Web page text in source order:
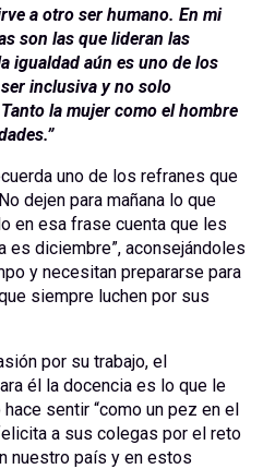
a otro ser humano. En mi
son las que lideran las
igualdad aún es uno de los
inclusiva y no solo
la mujer como el hombre
uno de los refranes que
dejen para mañana lo que
en esa frase cuenta que les
es diciembre”, aconsejándoles
y necesitan prepararse para
siempre luchen por sus
por su trabajo, el
él la docencia es lo que le
sentir “como un pez en el
a sus colegas por el reto
nuestro país y en estos